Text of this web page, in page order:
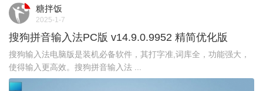
糖拌饭
2025-1-7
搜狗拼音输入法PC版 v14.9.0.9952 精简优化版
搜狗输入法电脑版是装机必备软件，其打字准,词库全，功能强大，
使得输入更高效。搜狗拼音输入法 ...